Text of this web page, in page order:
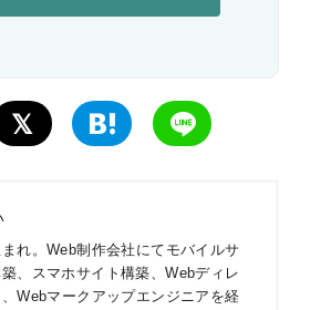
れ。Web制作会社にてモバイルサ
、スマホサイト構築、Webディレ
Webマークアップエンジニアを経